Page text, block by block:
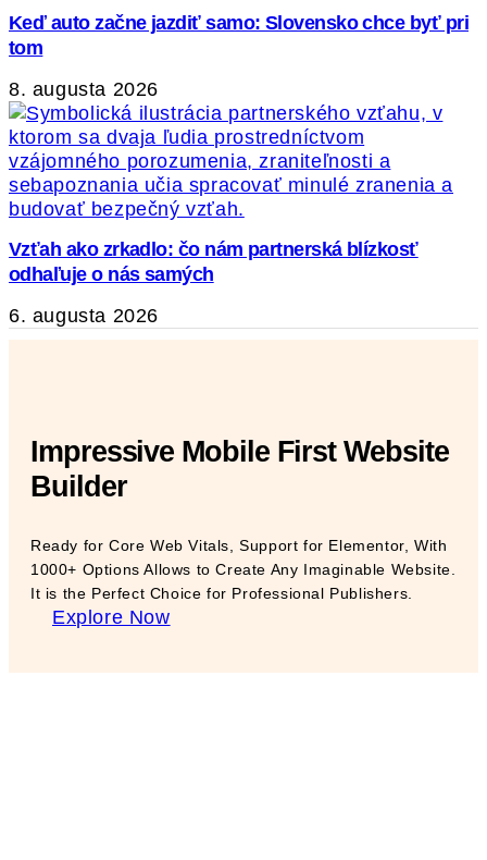
Keď auto začne jazdiť samo: Slovensko chce byť pri
tom
8. augusta 2026
Vzťah ako zrkadlo: čo nám partnerská blízkosť
odhaľuje o nás samých
6. augusta 2026
Impressive Mobile First Website
Builder
Ready for Core Web Vitals, Support for Elementor, With
1000+ Options Allows to Create Any Imaginable Website.
It is the Perfect Choice for Professional Publishers.
Explore Now